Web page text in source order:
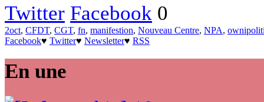
Twitter Facebook 0
2oct, CFDT, CGT, fn, manifestion, Nouveau Centre, NPA,
Facebook♥ Twitter♥ Newsletter♥ RSS
En une